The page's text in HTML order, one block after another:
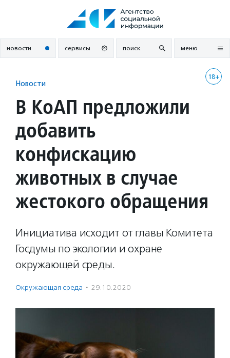
новости сервисы поиск меню
18+
Новости
В КоАП предложили
добавить
конфискацию
животных в случае
жестокого обращения
Инициатива исходит от главы Комитета
Госдумы по экологии и охране
окружающей среды.
Окружающая среда · 29.10.2020